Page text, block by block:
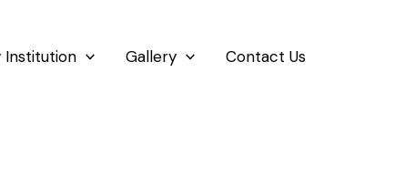
Institution Gallery Contact Us